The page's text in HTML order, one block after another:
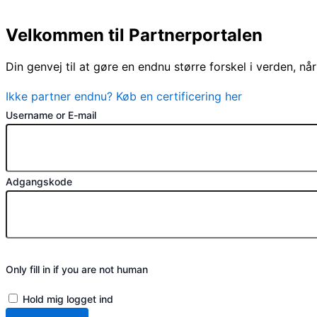
Velkommen til Partnerportalen
Din genvej til at gøre en endnu større forskel i verden,
Ikke partner endnu? Køb en certificering her
Username or E-mail
Adgangskode
Only fill in if you are not human
Hold mig logget ind